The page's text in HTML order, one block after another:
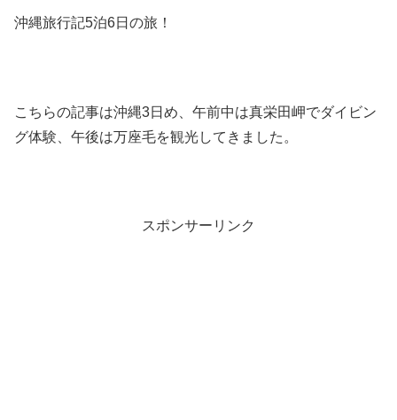
沖縄旅行記5泊6日の旅！
こちらの記事は沖縄3日め、午前中は真栄田岬でダイビン
グ体験、午後は万座毛を観光してきました。
スポンサーリンク